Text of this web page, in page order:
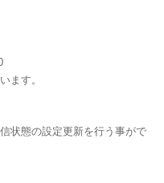
ます。
状態の設定更新を行う事がで